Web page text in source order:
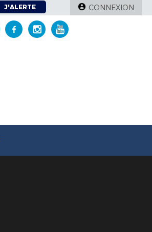
J'ALERTE CONNEXION